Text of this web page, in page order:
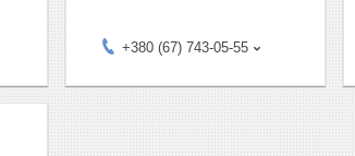
+380 (67) 743-05-55